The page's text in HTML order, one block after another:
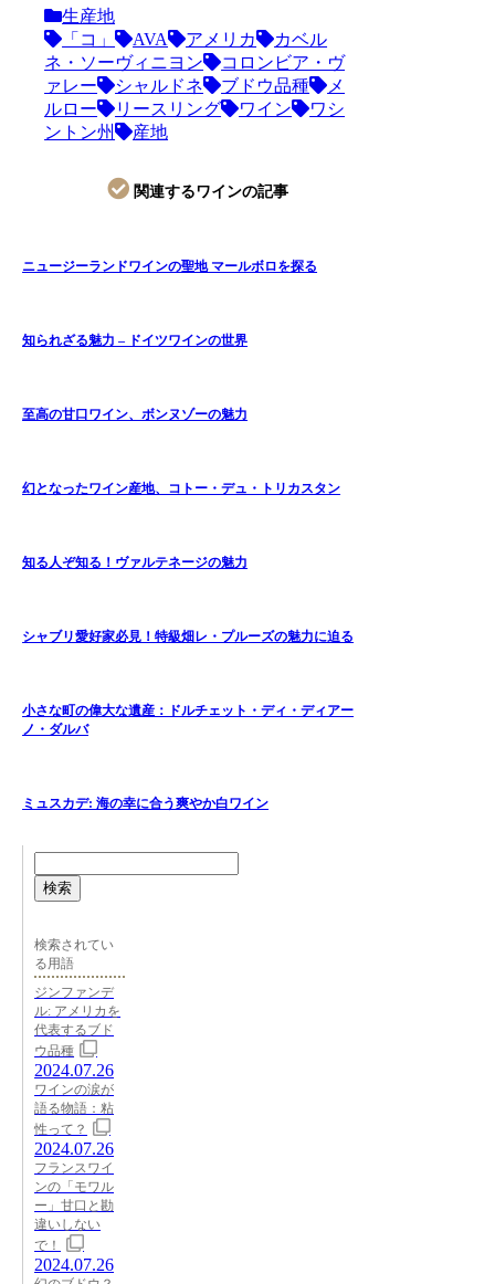
生産地
「コ」
AVA アメリカ
カベル
ネ・ソーヴィニヨン
コロンビア・ヴ
ァレー
シャルドネ ブドウ品種
メ
ルロー
リースリング ワイン
ワシ
ントン州
産地
関連するワインの記事
ニュージーランドワインの聖地 マールボロを探る
知られざる魅力 – ドイツワインの世界
至高の甘口ワイン、ボンヌゾーの魅力
幻となったワイン産地、コトー・デュ・トリカスタン
知る人ぞ知る！ヴァルテネージの魅力
シャブリ愛好家必見！特級畑レ・プルーズの魅力に迫る
小さな町の偉大な遺産：ドルチェット・ディ・ディアー
ノ・ダルバ
ミュスカデ: 海の幸に合う爽やか白ワイン
検索
検索されてい
る用語
ジンファンデ
ル: アメリカを
代表するブド
ウ品種
2024.07.26
ワインの涙が
語る物語：粘
性って？
2024.07.26
フランスワイ
ンの「モワル
ー」甘口と勘
違いしない
で！
2024.07.26